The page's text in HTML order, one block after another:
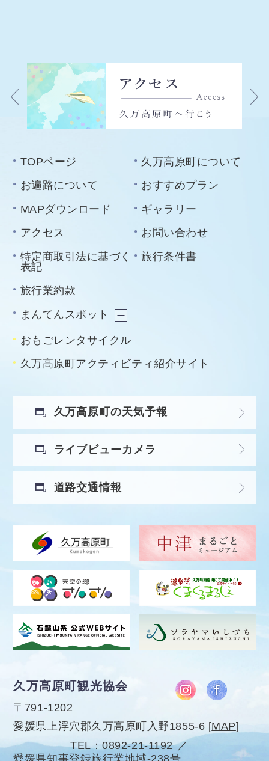
TOPページ
久万高原町について
お遍路について
おすすめプラン
MAPダウンロード
ギャラリー
アクセス
お問い合わせ
特定商取引法に基づく
表記
旅行条件書
旅行業約款
まんてんスポット
おもごレンタサイクル
久万高原町アクティビティ紹介サイト
久万高原町の天気予報
ライブビューカメラ
道路交通情報
久万高原町観光協会
〒791-1202
愛媛県上浮穴郡久万高原町入野1855-6 [MAP]
TEL
0892-21-1192